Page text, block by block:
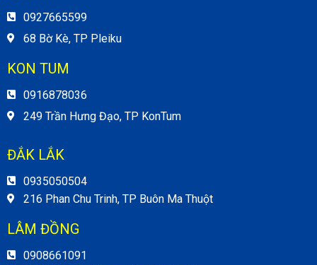
0927665599
68 Bờ Kè, TP Pleiku
KON TUM
0916878036
249 Trần Hưng Đạo, TP KonTum
ĐẮK LẮK
0935050504
216 Phan Chu Trinh, TP Buôn Ma Thuột
LÂM ĐỒNG
0908661091